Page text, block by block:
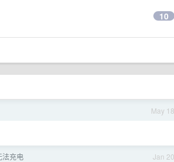
10
May 18
Jan 20
法充电